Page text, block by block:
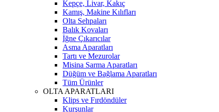
Kepçe, Livar, Kakıç
Kamış, Makine Kılıfları
Olta Sehpaları
Balık Kovaları
İğne Çıkarıcılar
Asma Aparatları
Tartı ve Mezurolar
Misina Sarma Aparatları
Düğüm ve Bağlama Aparatları
Tüm Ürünler
OLTA APARATLARI
Klips ve Fırdöndüler
Kurşunlar